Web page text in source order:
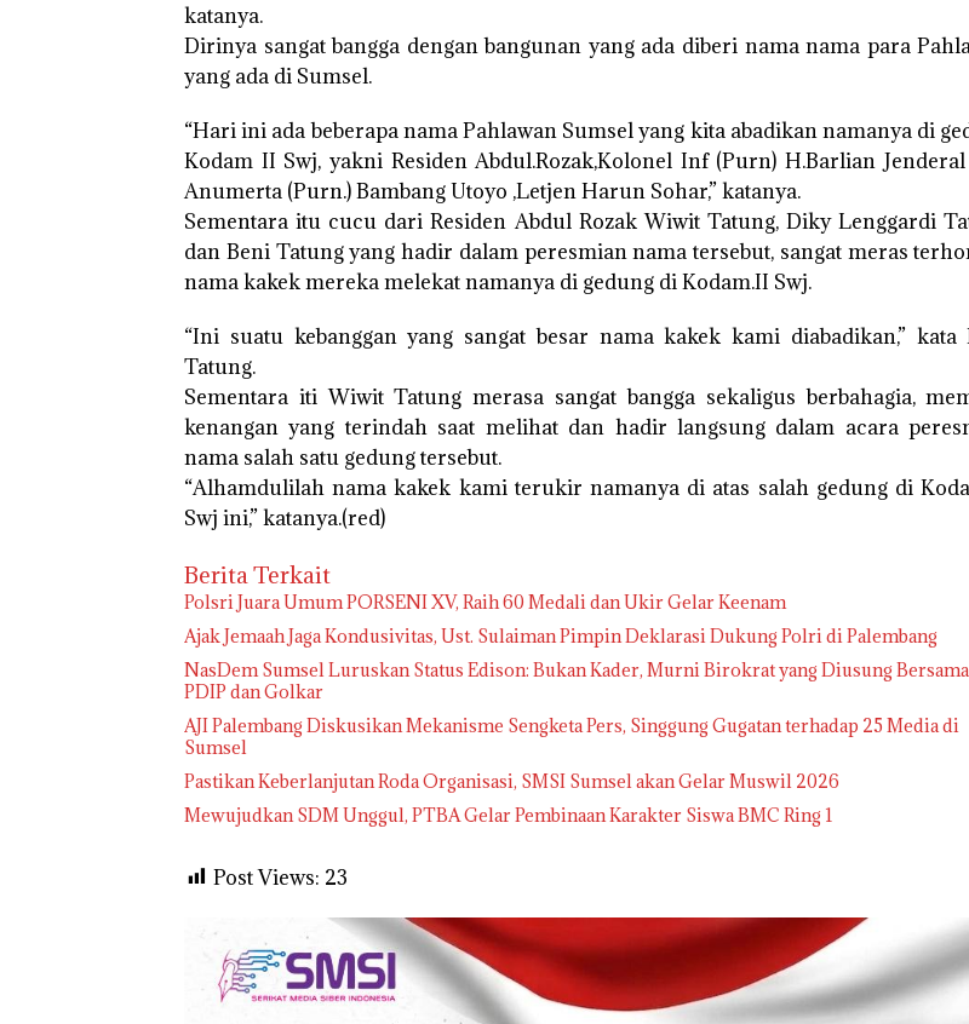
katanya.
Dirinya sangat bangga dengan bangunan yang ada diberi nama nama para
yang ada di Sumsel.
“Hari ini ada beberapa nama Pahlawan Sumsel yang kita abadikan namanya di
Kodam II Swj, yakni Residen Abdul.Rozak,Kolonel Inf (Purn) H.Barlian
Anumerta (Purn.) Bambang Utoyo ,Letjen Harun Sohar,” katanya.
Sementara itu cucu dari Residen Abdul Rozak Wiwit Tatung, Diky Lenggardi
dan Beni Tatung yang hadir dalam peresmian nama tersebut, sangat meras
nama kakek mereka melekat namanya di gedung di Kodam.II Swj.
“Ini suatu kebanggan yang sangat besar nama kakek kami diabadikan,” kata
Tatung.
Sementara iti Wiwit Tatung merasa sangat bangga sekaligus berbahagia,
kenangan yang terindah saat melihat dan hadir langsung dalam acara
nama salah satu gedung tersebut.
“Alhamdulilah nama kakek kami terukir namanya di atas salah gedung di
Swj ini,” katanya.(red)
Berita Terkait
Polsri Juara Umum PORSENI XV, Raih 60 Medali dan Ukir Gelar Keenam
Ajak Jemaah Jaga Kondusivitas, Ust. Sulaiman Pimpin Deklarasi Dukung Polri di Palembang
NasDem Sumsel Luruskan Status Edison: Bukan Kader, Murni Birokrat yang Diusung Bersama
PDIP dan Golkar
AJI Palembang Diskusikan Mekanisme Sengketa Pers, Singgung Gugatan terhadap 25 Media di
Sumsel
Pastikan Keberlanjutan Roda Organisasi, SMSI Sumsel akan Gelar Muswil 2026
Mewujudkan SDM Unggul, PTBA Gelar Pembinaan Karakter Siswa BMC Ring 1
Post Views: 23